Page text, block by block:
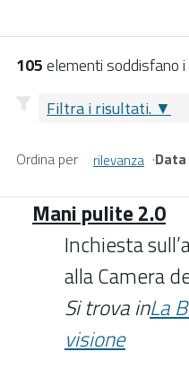
105elementi soddisfano
Filtra i risultati.
Ordina per rilevanza ·
Mani pulite 2.0
Inchiesta
alla Camera
Si trova inLa
visione